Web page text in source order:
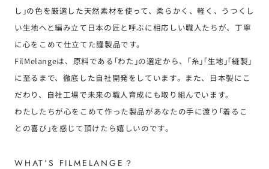
し｣の色を厳選した天然素材を使って、柔らかく、軽く、うつくし
い生地へと編み立て日本の匠と呼ぶに相応しい職人たちが、丁寧
に心をこめて仕立てた謹製品です。
FilMelangeは、原料である｢わた｣の選定から、｢糸｣｢生地｣｢縫製｣
に至るまで、徹底した自社開発をしています。また、日本製にこ
だわり、自社工場で未来の職人育成にも取り組んでいます。
わたしたちが心をこめて作った製品があなたの手に渡り｢着るこ
との喜び｣を感じて頂けたら嬉しいのです。
WHAT’S FILMELANGE？